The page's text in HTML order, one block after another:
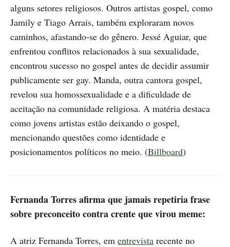
alguns setores religiosos. Outros artistas gospel, como
Jamily e Tiago Arrais, também exploraram novos
caminhos, afastando-se do gênero. Jessé Aguiar, que
enfrentou conflitos relacionados à sua sexualidade,
encontrou sucesso no gospel antes de decidir assumir
publicamente ser gay. Manda, outra cantora gospel,
revelou sua homossexualidade e a dificuldade de
aceitação na comunidade religiosa. A matéria destaca
como jovens artistas estão deixando o gospel,
mencionando questões como identidade e
posicionamentos políticos no meio. (Billboard)
Fernanda Torres afirma que jamais repetiria frase
sobre preconceito contra crente que virou meme:
A atriz Fernanda Torres, em entrevista recente no